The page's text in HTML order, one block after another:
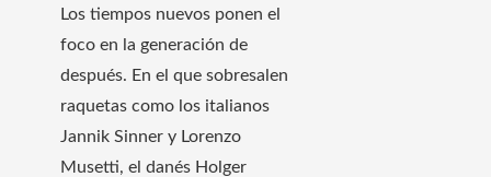
Los tiempos nuevos ponen el
foco en la generación de
después. En el que sobresalen
raquetas como los italianos
Jannik Sinner y Lorenzo
Musetti, el danés Holger